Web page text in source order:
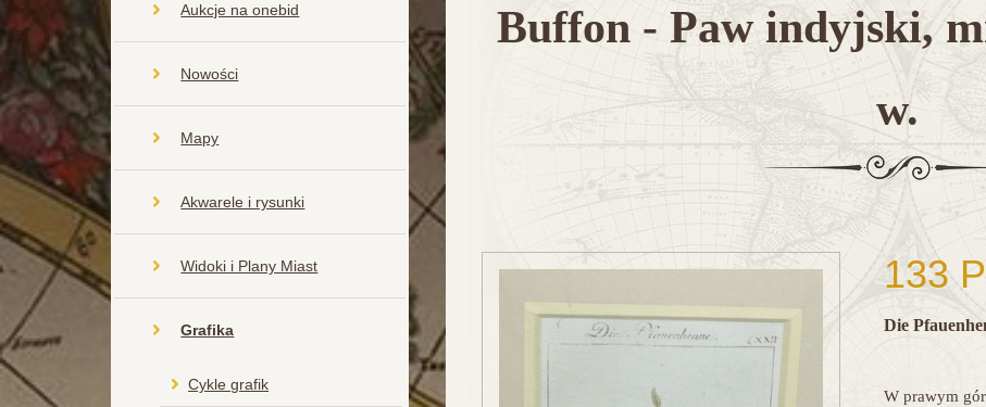
Aukcje na onebid
Nowości
Mapy
Akwarele i rysunki
Widoki i Plany Miast
Grafika
Cykle grafik
Buffon - Paw indyjski,
w.
133
Die
W prawym